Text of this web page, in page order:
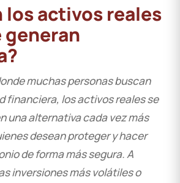
los activos reales
generan
muchas personas buscan
financiera, los activos reales se
una alternativa cada vez más
desean proteger y hacer
de forma más segura. A
inversiones más volátiles o